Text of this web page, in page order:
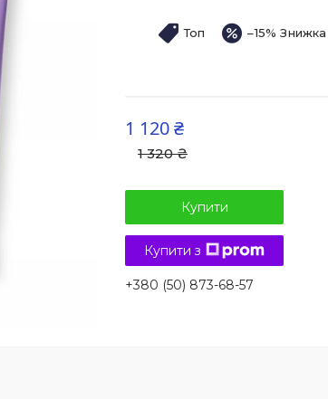
Топ –15%
1 320 ₴
1 120 ₴
Купити
Купити з
+380 (50) 873-68-57